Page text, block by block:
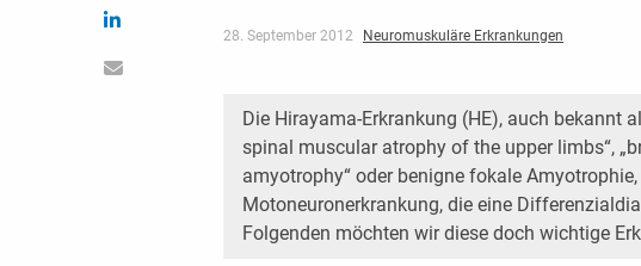
28. September 2012 Neuromuskuläre Erkrankungen
Die Hirayama-Erkrankung (HE), auch bekannt
spinal muscular atrophy of the upper limbs“,
amyotrophy“ oder benigne fokale
Motoneuronerkrankung, die eine
Folgenden möchten wir diese doch wichtige